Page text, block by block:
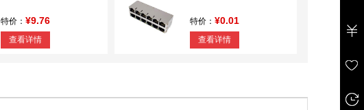
特价： ¥9.76
查看详情
特价： ¥0.01
查看详情